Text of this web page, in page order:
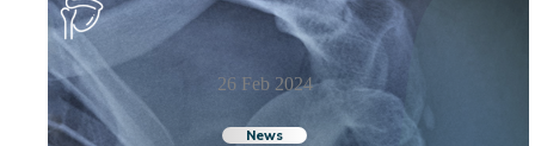
26 Feb 2024
News